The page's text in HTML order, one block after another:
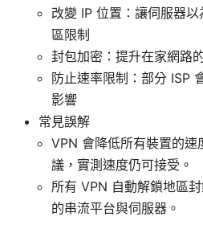
改變 IP 位置：讓伺服器
區限制
封包加密：提升在家網路
防止速率限制：部分 ISP
影響
常見誤解
VPN 會降低所有裝置的速
議，實測速度仍可接受。
所有 VPN 自動解鎖地區
的串流平台與伺服器。